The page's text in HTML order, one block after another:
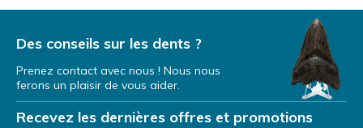
Des conseils sur les dents ?
Prenez contact avec nous ! Nous nous
ferons un plaisir de vous aider.
Recevez les dernières offres et promotions